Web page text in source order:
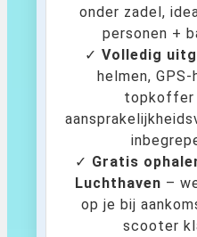
onder zadel,
personen +
✓ Volledig
helmen, GPS-
topkoffer
✓ Gratis
Luchthaven –
op je bij
scooter